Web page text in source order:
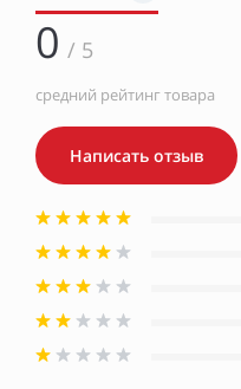
0 / 5
средний рейтинг товара
Написать отзыв